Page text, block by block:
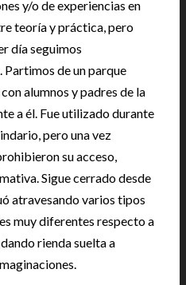
y/o de experiencias en
teoría y práctica, pero
día seguimos
de un parque
alumnos y padres de la
a él. Fue utilizado durante
pero una vez
su acceso,
Sigue cerrado desde
atravesando varios tipos
muy diferentes respecto a
rienda suelta a